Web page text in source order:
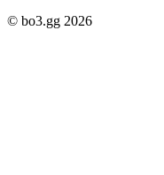
© bo3.gg 2026